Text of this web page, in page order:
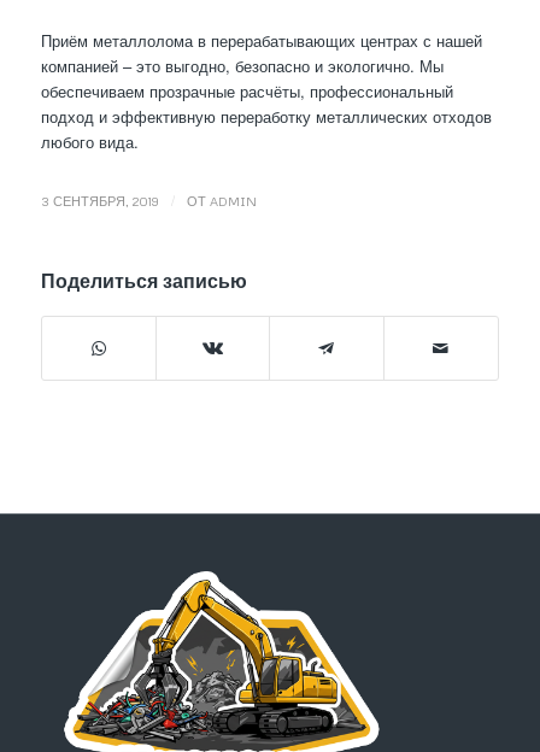
Приём металлолома в перерабатывающих центрах с нашей
компанией – это выгодно, безопасно и экологично. Мы
обеспечиваем прозрачные расчёты, профессиональный
подход и эффективную переработку металлических отходов
любого вида.
3 СЕНТЯБРЯ, 2019 ОТ ADMIN
Поделиться записью